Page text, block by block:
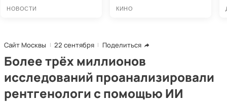
Сайт Москвы 22 сентября Поделиться
Более трёх миллионов
исследований проанализировали
рентгенологи с помощью ИИ